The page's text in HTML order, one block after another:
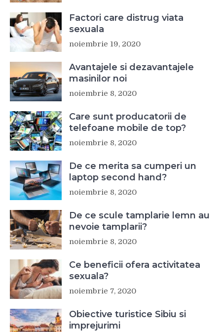
Factori care distrug viata
sexuala
noiembrie 19, 2020
Avantajele si dezavantajele
masinilor noi
noiembrie 8, 2020
Care sunt producatorii de
telefoane mobile de top?
noiembrie 8, 2020
De ce merita sa cumperi un
laptop second hand?
noiembrie 8, 2020
De ce scule tamplarie lemn au
nevoie tamplarii?
noiembrie 8, 2020
Ce beneficii ofera activitatea
sexuala?
noiembrie 7, 2020
Obiective turistice Sibiu si
imprejurimi